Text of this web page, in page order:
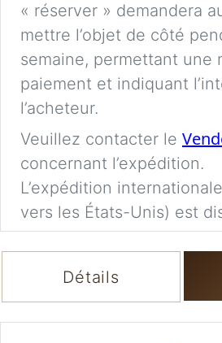
« réserver » demandera
mettre l’objet de côté
semaine, permettant une
paiement et indiquant
l’acheteur.
Veuillez contacter le
concernant l’expédition.
L’expédition
vers les États-Unis) est
Détails